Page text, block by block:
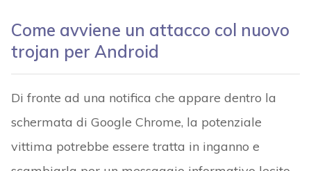
Come avviene un attacco col nuovo
trojan per Android
Di fronte ad una notifica che appare dentro la
schermata di Google Chrome, la potenziale
vittima potrebbe essere tratta in inganno e